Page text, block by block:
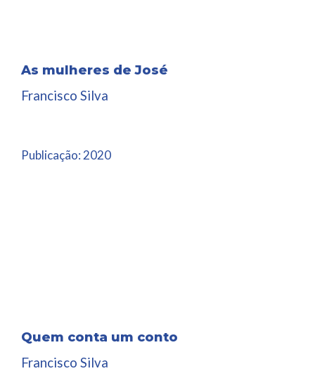
As mulheres de José
Francisco Silva
Publicação: 2020
Quem conta um conto
Francisco Silva